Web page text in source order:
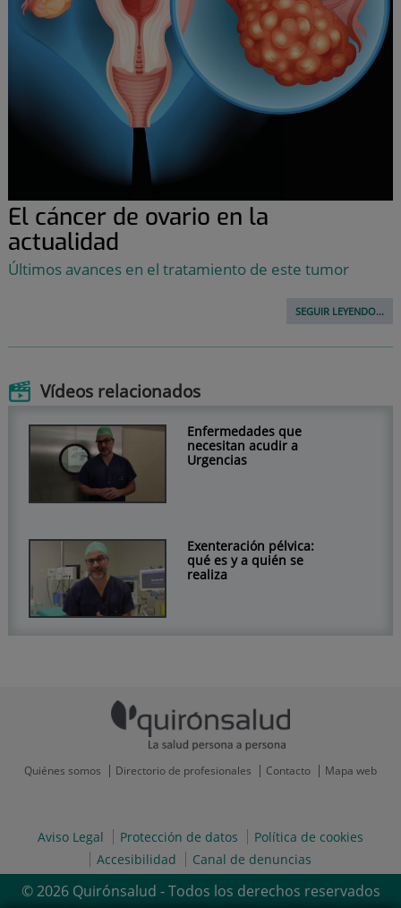
El cáncer de ovario en la
actualidad
Últimos avances en el tratamiento de este tumor
SEGUIR LEYENDO...
Vídeos relacionados
Enfermedades que
necesitan acudir a
Urgencias
Exenteración pélvica:
qué es y a quién se
realiza
Quiénes somos Directorio de profesionales Contacto Mapa web
Aviso Legal Protección de datos
Política de cookies
Accesibilidad
Canal de denuncias
© 2026 Quirónsalud - Todos los derechos reservados